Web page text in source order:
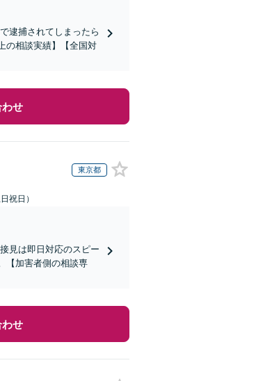
逮捕されてしまったら
の相談実績】【全国対
わせ
東京都
祝日）
見は即日対応のスピー
【加害者側の相談専
わせ